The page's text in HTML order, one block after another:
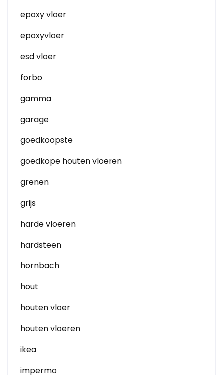
epoxy vloer
epoxyvloer
esd vloer
forbo
gamma
garage
goedkoopste
goedkope houten vloeren
grenen
grijs
harde vloeren
hardsteen
hornbach
hout
houten vloer
houten vloeren
ikea
impermo